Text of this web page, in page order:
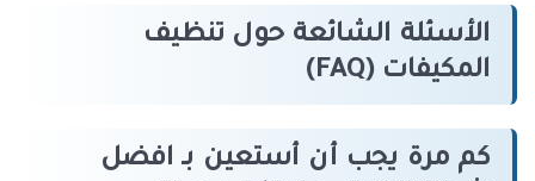
الأسئلة الشائعة حول تنظيف
المكيفات (FAQ)
كم مرة يجب أن أستعين بـ افضل